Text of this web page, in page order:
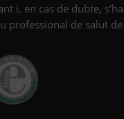
i, en cas de dubte,
professional de salut